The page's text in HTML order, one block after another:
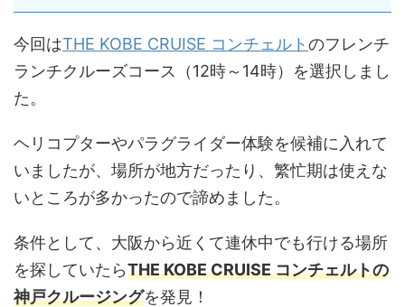
今回はTHE KOBE CRUISE コンチェルトのフレンチ
ランチクルーズコース（12時～14時）を選択しまし
た。
ヘリコプターやパラグライダー体験を候補に入れて
いましたが、場所が地方だったり、繁忙期は使えな
いところが多かったので諦めました。
条件として、大阪から近くて連休中でも行ける場所
を探していたらTHE KOBE CRUISE コンチェルトの
神戸クルージングを発見！